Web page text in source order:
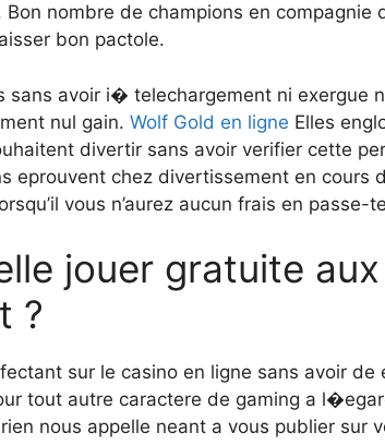
nombre de champions en compagnie
bon pactole.
sans avoir i� telechargement ni exergue
nul gain. Wolf Gold en ligne Elles
divertir sans avoir verifier cette
eprouvent chez divertissement en cours
vous n’aurez aucun frais en passe-
jouer gratuite
?
sur le casino en ligne sans avoir de
tout autre caractere de gaming a
nous appelle neant a vous publier sur